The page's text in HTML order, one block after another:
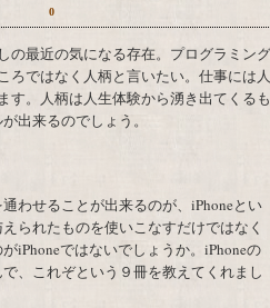
0
ろではなく人柄と言いたい。仕事には人
す。人柄は人生体験から湧き出てくるも
出来るのでしょう。
わせることが出来るのが、iPhoneとい
られたものを使いこなすだけではなく
iPhoneではないでしょうか。iPhoneの
、これぞという９冊を教えてくれまし